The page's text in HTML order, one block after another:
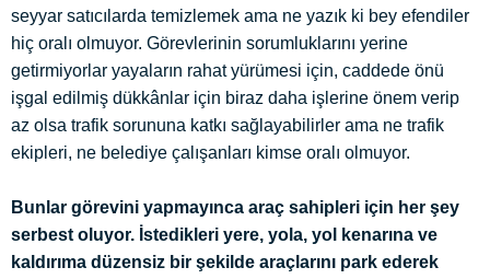
seyyar satıcılarda temizlemek ama ne yazık ki bey efendiler
hiç oralı olmuyor. Görevlerinin sorumluklarını yerine
getirmiyorlar yayaların rahat yürümesi için, caddede önü
işgal edilmiş dükkânlar için biraz daha işlerine önem verip
az olsa trafik sorununa katkı sağlayabilirler ama ne trafik
ekipleri, ne belediye çalışanları kimse oralı olmuyor.
Bunlar görevini yapmayınca araç sahipleri için her şey
serbest oluyor. İstedikleri yere, yola, yol kenarına ve
kaldırıma düzensiz bir şekilde araçlarını park ederek